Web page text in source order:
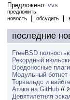
Предложено: vvs
предложить
новость
обсудить
последние
FreeBSD
Рекордный
Вредоносные
Модульный ботнет
Торвальдс и
Атака на GitHub //
Девятилетняя